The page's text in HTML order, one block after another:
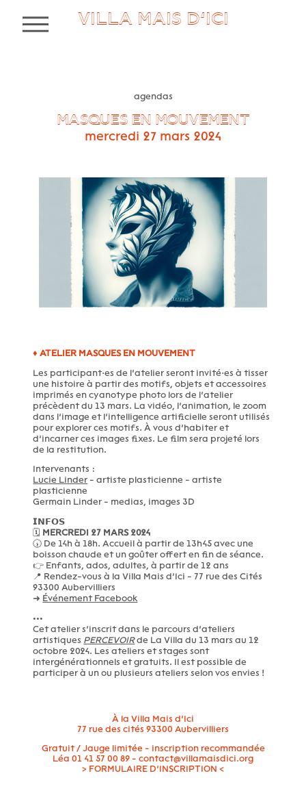
VILLA MAIS D’ICI
MENU
agendas
MASQUES EN MOUVEMENT
mercredi 27 mars 2024
♦ ATELIER MASQUES EN MOUVEMENT
Les participant·es de l’atelier seront invité·es à tisser
une histoire à partir des motifs, objets et accessoires
imprimés en cyanotype photo lors de l’atelier
précèdent du 13 mars. La vidéo, l’animation, le zoom
dans l’image et l’intelligence artificielle seront utilisés
pour explorer ces motifs. À vous d’habiter et
d’incarner ces images fixes. Le film sera projeté lors
de la restitution.
Intervenants :
Lucie Linder - artiste plasticienne - artiste
plasticienne
Germain Linder - medias, images 3D
𝗜𝗡𝗙𝗢𝗦
🗓 MERCREDI 27 MARS 2024
🕠 De 14h à 18h. Accueil à partir de 13h45 avec une
boisson chaude et un goûter offert en fin de séance.
👉 Enfants, ados, adultes, à partir de 12 ans
📍 Rendez-vous à la Villa Mais d’Ici - 77 rue des Cités
93300 Aubervilliers
➜ Événement Facebook
•••
Cet atelier s’inscrit dans le parcours d’ateliers
artistiques PERCEVOIRde La Villa du 13 mars au 12
octobre 2024. Les ateliers et stages sont
intergénérationnels et gratuits. Il est possible de
participer à un ou plusieurs ateliers selon vos envies !
À la Villa Mais d’Ici
77 rue des cités 93300 Aubervilliers
Gratuit / Jauge limitée - inscription recommandée
Léa 01 41 57 00 89 - contact@villamaisdici.org
> FORMULAIRE D’INSCRIPTION <